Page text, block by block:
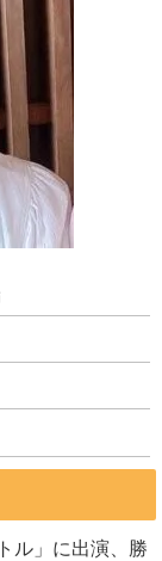
ル」に出演、勝